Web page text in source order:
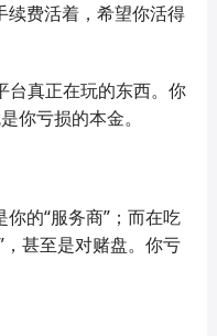
续费活着，希望你活得
台真正在玩的东西。你
你亏损的本金。
的“服务商”；而在吃
甚至是对赌盘。你亏